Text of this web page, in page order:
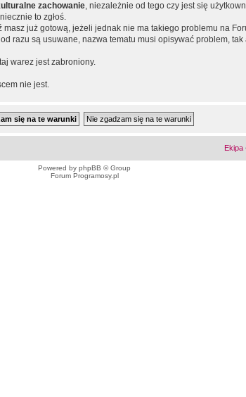
zachowanie, niezależnie od tego czy jest się
to zgłoś.
już gotową, jeżeli jednak nie ma takiego problemu na
razu są usuwane, nazwa tematu musi opisywać problem,
warez jest zabroniony.
nie jest.
Ekipa
Powered by phpBB © Group
Forum Programosy.pl